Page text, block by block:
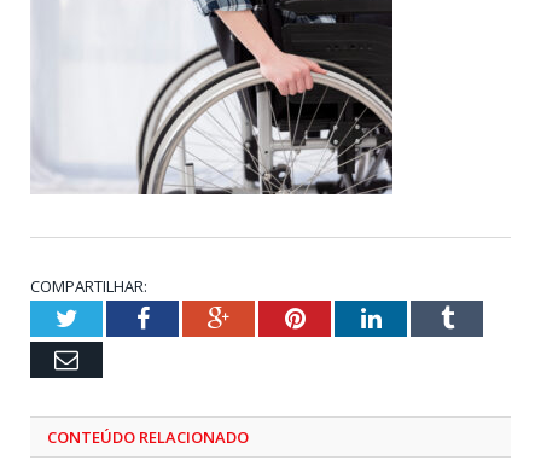
COMPARTILHAR:
TwitterFacebookGoogle+PinterestLinkedInTumblr
Email
CONTEÚDO RELACIONADO